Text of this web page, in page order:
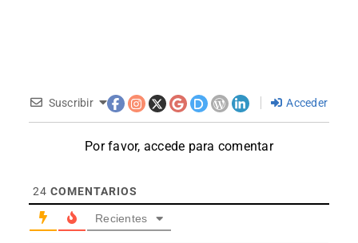
Suscribir Acceder
Por favor, accede para comentar
24 COMENTARIOS
Recientes